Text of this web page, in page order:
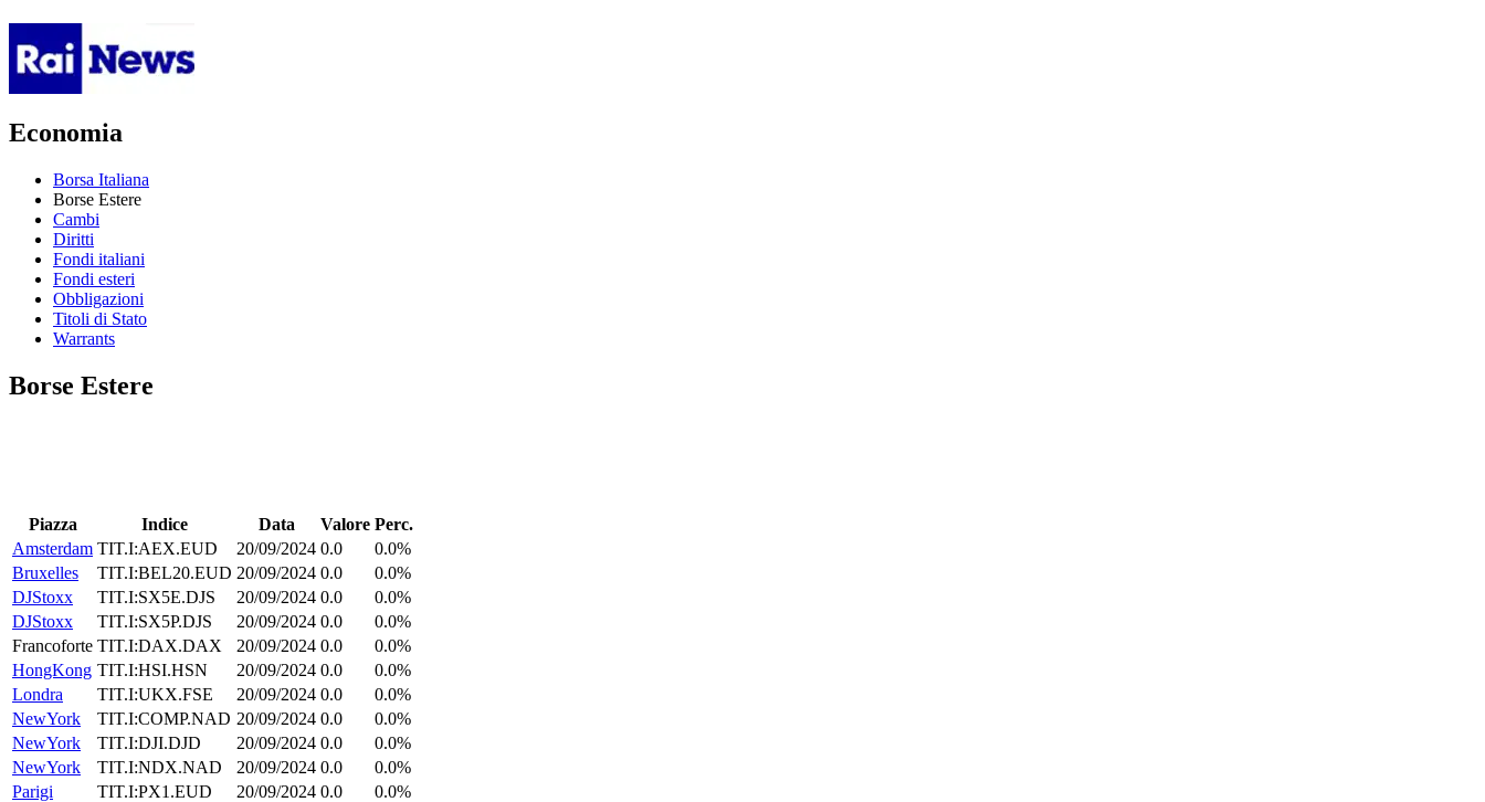
Economia
Borsa Italiana
Borse Estere
Cambi
Diritti
Fondi italiani
Fondi esteri
Obbligazioni
Titoli di Stato
Warrants
Borse Estere
Piazza Indice Data Valore Perc.
Amsterdam TIT.I:AEX.EUD 20/09/2024 0.0
0.0%
Bruxelles
TIT.I:BEL20.EUD 20/09/2024 0.0
0.0%
DJStoxx
TIT.I:SX5E.DJS 20/09/2024 0.0
0.0%
DJStoxx
TIT.I:SX5P.DJS 20/09/2024 0.0
0.0%
Francoforte TIT.I:DAX.DAX 20/09/2024 0.0
0.0%
HongKong TIT.I:HSI.HSN 20/09/2024 0.0
0.0%
Londra
TIT.I:UKX.FSE 20/09/2024 0.0
0.0%
NewYork
TIT.I:COMP.NAD 20/09/2024 0.0
0.0%
NewYork
TIT.I:DJI.DJD 20/09/2024 0.0
0.0%
NewYork
TIT.I:NDX.NAD 20/09/2024 0.0
0.0%
Parigi
TIT.I:PX1.EUD 20/09/2024 0.0
0.0%